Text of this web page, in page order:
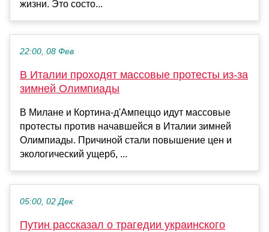
жизни. Это состо...
22:00, 08 Фев
В Италии проходят массовые протесты из-за
зимней Олимпиады
В Милане и Кортина-д'Ампеццо идут массовые
протесты против начавшейся в Италии зимней
Олимпиады. Причиной стали повышение цен и
экологический ущерб, ...
05:00, 02 Дек
Путин рассказал о трагедии украинского